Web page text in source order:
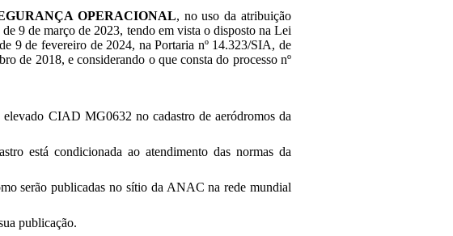
OPERACIONAL, no uso da atribuição
9 de março de 2023, tendo em vista o disposto na Lei
9 de fevereiro de 2024, na Portaria nº 14.323/SIA, de
de 2018, e considerando o que consta do processo nº
CIAD MG0632 no cadastro de aeródromos da
está condicionada ao atendimento das normas da
serão publicadas no sítio da ANAC na rede mundial
publicação.